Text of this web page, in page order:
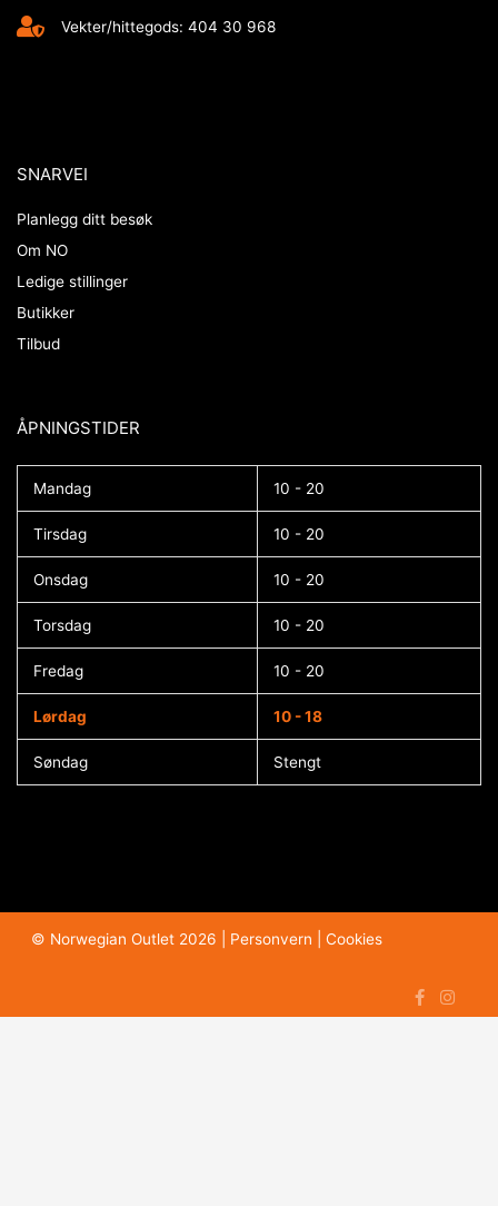
Vekter/hittegods: 404 30 968
SNARVEI
Planlegg ditt besøk
Om NO
Ledige stillinger
Butikker
Tilbud
ÅPNINGSTIDER​
Mandag 10 - 20
Tirsdag 10 - 20
Onsdag 10 - 20
Torsdag 10 - 20
Fredag 10 - 20
Lørdag 10 - 18
Søndag Stengt
© Norwegian Outlet 2026 | Personvern Cookies​